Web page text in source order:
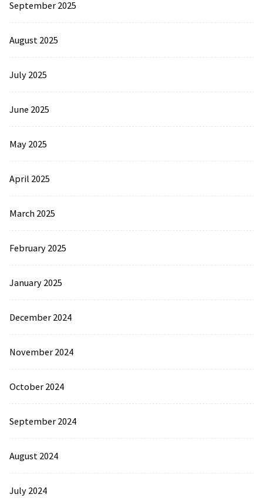
September 2025
August 2025
July 2025
June 2025
May 2025
April 2025
March 2025
February 2025
January 2025
December 2024
November 2024
October 2024
September 2024
August 2024
July 2024